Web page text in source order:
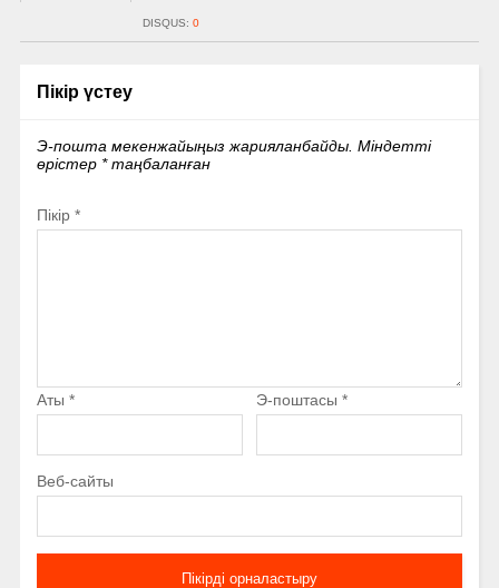
DISQUS: 0
Пікір үстеу
Э-пошта мекенжайыңыз жарияланбайды. Міндетті
өрістер *таңбаланған
Пікір *
Аты * Э-поштасы *
Веб-сайты